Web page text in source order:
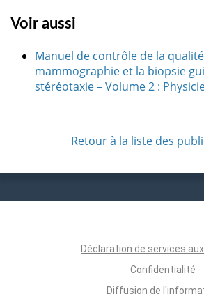
Voir aussi
Manuel de contrôle de la
mammographie et la biopsie
stéréotaxie – Volume 2 :
Retour à la liste des
Déclaration de services
Confidentialité
Diffusion de